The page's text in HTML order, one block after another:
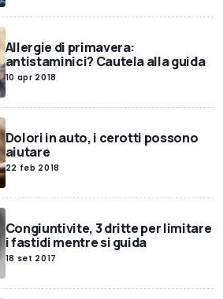
Allergie di primavera:
antistaminici? Cautela alla guida
10 apr 2018
Dolori in auto, i cerotti possono
aiutare
22 feb 2018
Congiuntivite, 3 dritte per limitare
i fastidi mentre si guida
18 set 2017